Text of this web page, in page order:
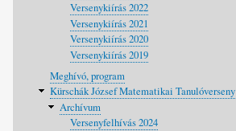
Versenykiírás 2022
Versenykiírás 2021
Versenykiírás 2020
Versenykiírás 2019
Meghívó, program
Kürschák József Matematikai Tanulóverseny
Archívum
Versenyfelhívás 2024